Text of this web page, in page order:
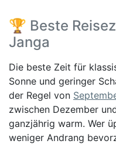
🏆 Beste
Janga
Die beste Zeit für
Sonne und geringer
der Regel von
zwischen Dezember
ganzjährig warm. Wer
weniger Andrang